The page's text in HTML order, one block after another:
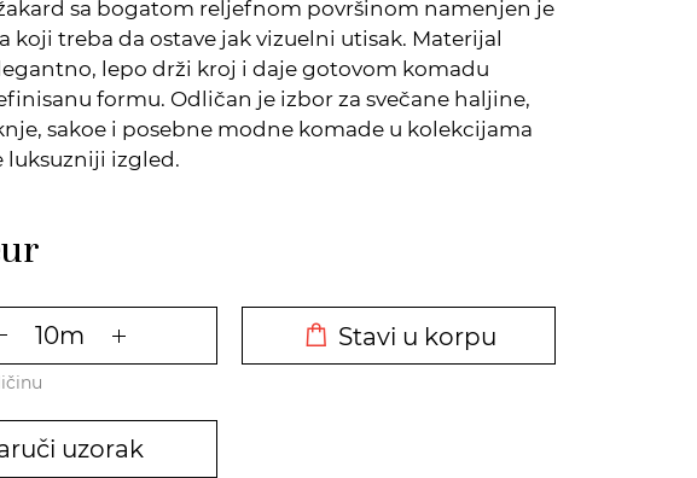
sa bogatom reljefnom površinom namenjen je
koji treba da ostave jak vizuelni utisak. Materijal
lepo drži kroj i daje gotovom komadu
formu. Odličan je izbor za svečane haljine,
sakoe i posebne modne komade u kolekcijama
luksuzniji izgled.
Stavi u korpu
uzorak